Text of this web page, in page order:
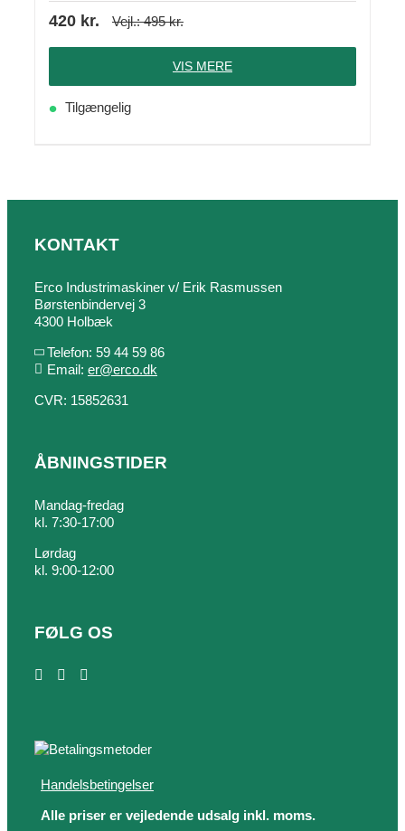
420 kr. Vejl.:495kr.
VIS MERE
Tilgængelig
KONTAKT
Erco Industrimaskiner v/ Erik Rasmussen
Børstenbindervej 3
4300 Holbæk
Telefon: 59 44 59 86
Email: er@erco.dk
CVR: 15852631
ÅBNINGSTIDER
Mandag-fredag
kl. 7:30-17:00
Lørdag
kl. 9:00-12:00
FØLG OS
Handelsbetingelser
Alle priser er vejledende udsalg inkl. moms.